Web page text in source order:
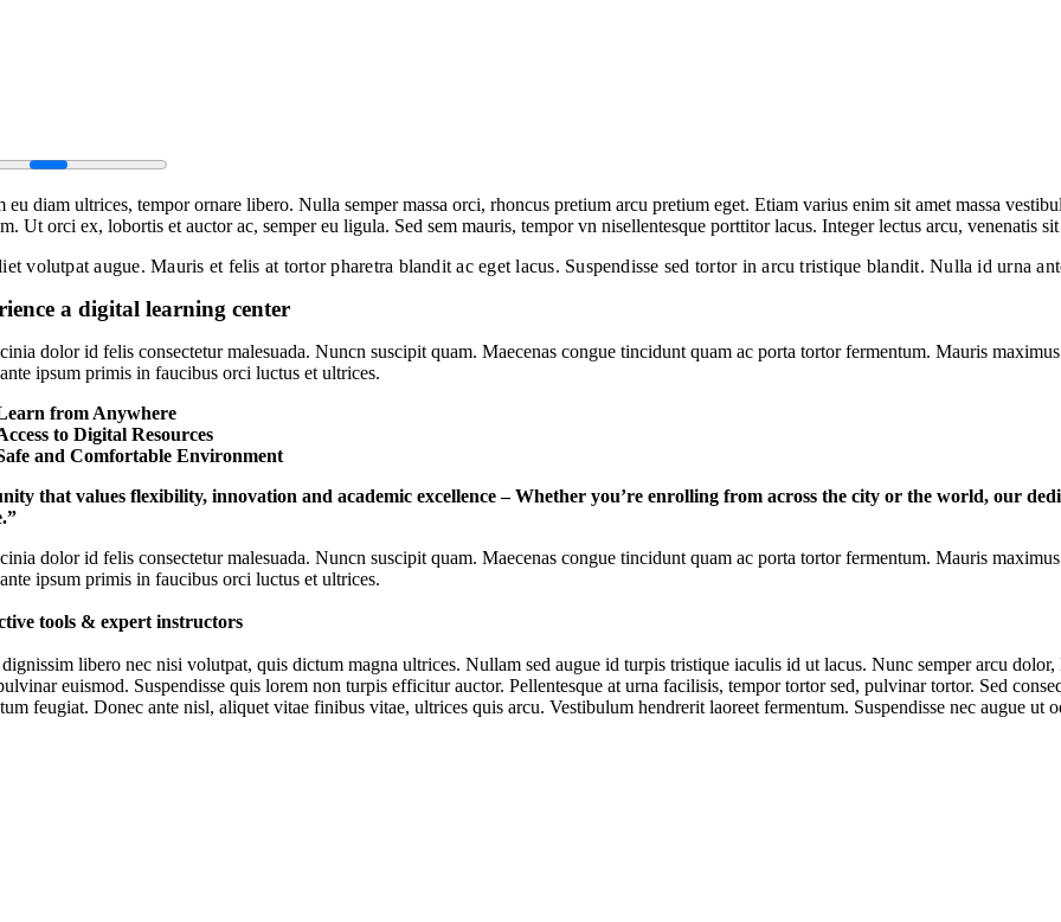
eu diam ultrices, tempor ornare libero. Nulla semper massa orci, rhoncus pretium arcu pretium eget. Etiam varius enim sit amet massa
Ut orci ex, lobortis et auctor ac, semper eu ligula. Sed sem mauris, tempor vn nisellentesque porttitor lacus. Integer lectus arcu, venenatis
volutpat augue. Mauris et felis at tortor pharetra blandit ac eget lacus. Suspendisse sed tortor in arcu tristique blandit. Nulla id urna
a digital learning center
dolor id felis consectetur malesuada. Nuncn suscipit quam. Maecenas congue tincidunt quam ac porta tortor fermentum. Mauris
ipsum primis in faucibus orci luctus et ultrices.
from Anywhere
to Digital Resources
and Comfortable Environment
that values flexibility, innovation and academic excellence – Whether you’re enrolling from across the city or the world, our
dolor id felis consectetur malesuada. Nuncn suscipit quam. Maecenas congue tincidunt quam ac porta tortor fermentum. Mauris
ipsum primis in faucibus orci luctus et ultrices.
tools & expert instructors
libero nec nisi volutpat, quis dictum magna ultrices. Nullam sed augue id turpis tristique iaculis id ut lacus. Nunc semper arcu
euismod. Suspendisse quis lorem non turpis efficitur auctor. Pellentesque at urna facilisis, tempor tortor sed, pulvinar tortor. Sed
feugiat. Donec ante nisl, aliquet vitae finibus vitae, ultrices quis arcu. Vestibulum hendrerit laoreet fermentum. Suspendisse nec augue ut